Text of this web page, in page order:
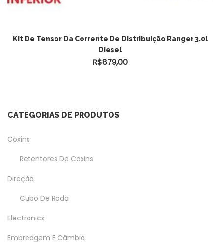
Kit De Tensor Da Corrente De Distribuição Ranger 3.0l
Diesel
R$879,00
CATEGORIAS DE PRODUTOS
Coxins
Retentores De Coxins
Direção
Cubo De Roda
Electronics
Embreagem E Câmbio